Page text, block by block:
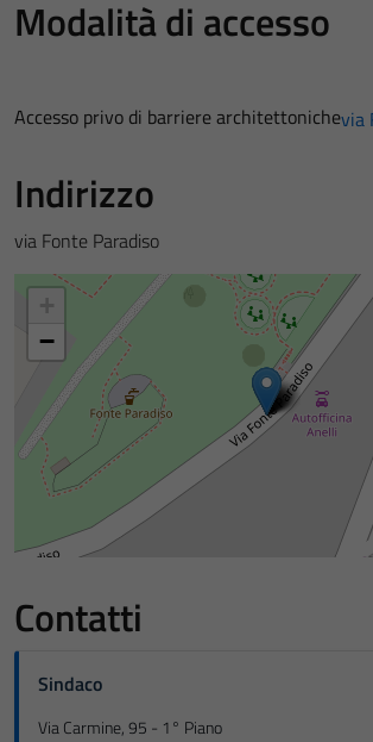
Modalità di accesso
Accesso privo di barriere architettonichevia
Indirizzo
via Fonte Paradiso
−
Contatti
Sindaco
Via Carmine, 95 - 1° Piano